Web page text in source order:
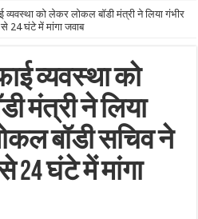
को लेकर लोकल बॉडी मंत्री ने लिया गंभीर
24 घंटे में मांगा जवाब
व्यवस्था को
मंत्री ने लिया
बॉडी सचिव ने
24 घंटे में मांगा